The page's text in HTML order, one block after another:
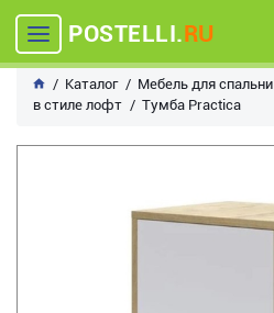
POSTELLI.RU
Каталог Мебель для спальни
в стиле лофт
Тумба Practica